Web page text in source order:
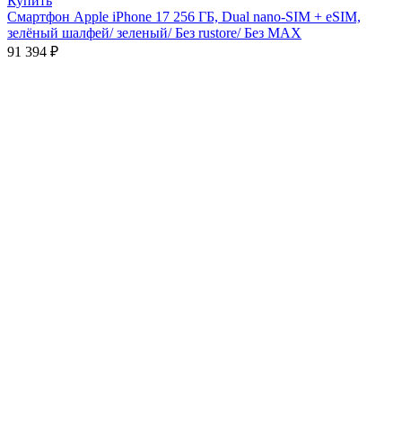
Смартфон Apple iPhone 17 256 ГБ, Dual nano-SIM + eSIM,
зелёный шалфей/ зеленый/ Без rustore/ Без MAX
91 394 ₽